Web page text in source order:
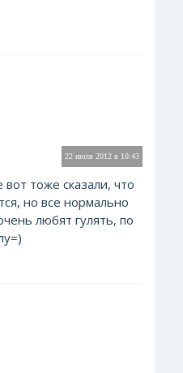
22 июля 2012 в 10:43
вот тоже сказали, что
но все нормально
любят гулять, по